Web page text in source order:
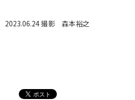
2023.06.24 撮影 森本裕之